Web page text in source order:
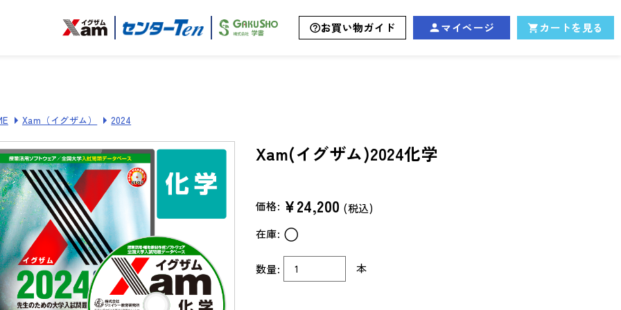
お買い物ガイド マイページ カートを見る
Xam（イグザム） 2024
Xam(イグザム)2024化学
価格: ¥24,200 (税込)
数量: 本
在庫: ○